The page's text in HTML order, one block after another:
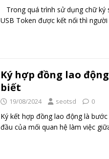
Trong quá trình sử dụng chữ ký
USB Token được kết nối thì
Ký hợp đồng lao
biết
19/08/2024 seotsd 0
Ký kết hợp đồng lao động là
đầu của mối quan hệ làm việc